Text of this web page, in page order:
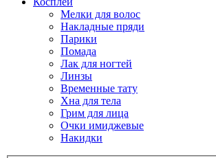
Мелки для волос
Накладные пряди
Парики
Помада
Лак для ногтей
Линзы
Временные тату
Хна для тела
Грим для лица
Очки имиджевые
Накидки